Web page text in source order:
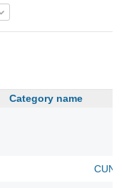
Category name